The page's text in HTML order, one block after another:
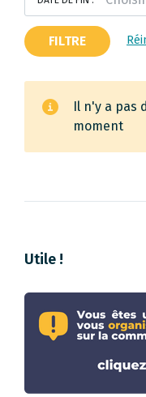
FILTRE
Il n'y a pas
moment
Utile !